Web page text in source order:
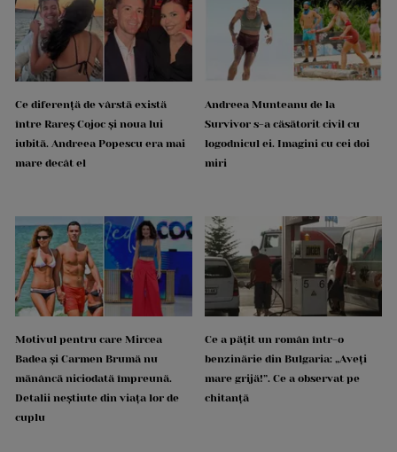
Ce diferență de vârstă există
între Rareș Cojoc și noua lui
iubită. Andreea Popescu era mai
mare decât el
Andreea Munteanu de la
Survivor s-a căsătorit civil cu
logodnicul ei. Imagini cu cei doi
miri
Motivul pentru care Mircea
Badea și Carmen Brumă nu
mănâncă niciodată împreună.
Detalii neștiute din viața lor de
cuplu
Ce a pățit un român într-o
benzinărie din Bulgaria: „Aveți
mare grijă!”. Ce a observat pe
chitanță